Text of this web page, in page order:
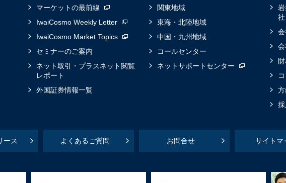
マーケットの最前線
IwaiCosmo Weekly Letter
IwaiCosmo Market Topics
セミナーのご案内
ネット取引・プラスネット閲覧
レポート
外国証券情報一覧
関東地域
東海・北陸地域
中国・九州地域
コールセンター
ネットサポートセンター
社
ース よくあるご質問 お問合せ サイトマ